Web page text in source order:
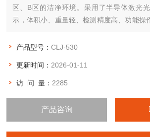
区、B区的洁净环境。采用了半导体激光
示，体积小、重量轻、检测精度高、功能操
广泛应用于医药、光学、化学、食品、化妆
产品型号：CLJ-530
更新时间： 2026-01-11
访 问 量： 2285
产品咨询